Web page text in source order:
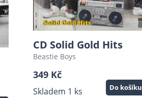
CD Solid Gold Hits
Beastie Boys
349 Kč
Skladem 1 ks Do košíku